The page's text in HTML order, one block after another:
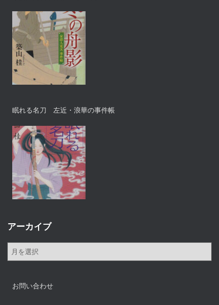
眠れる名刀 左近・浪華の事件帳
アーカイブ
ア
ブ
お問い合わせ